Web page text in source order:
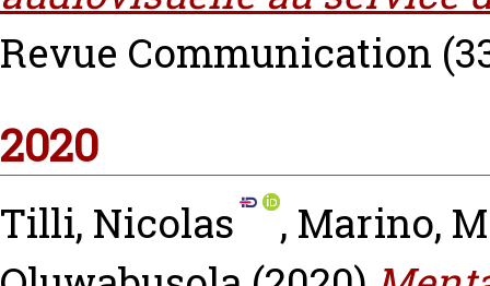
Revue Communication
2020
Tilli, Nicolas , Marino,